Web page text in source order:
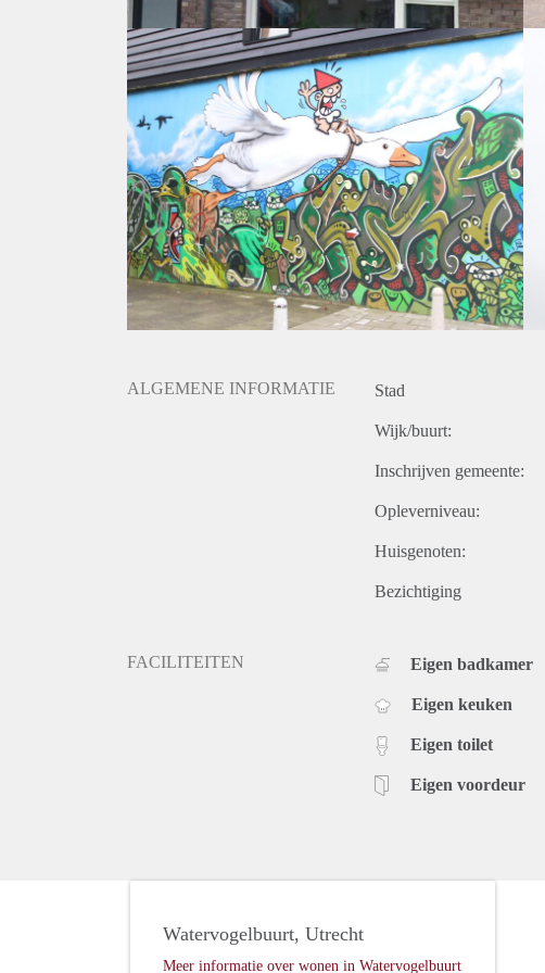
- Eindschoonmaak verplicht.
- Huurovereenkomst 12 maanden met optie tot verlenging.
- Borg gelijk aan 2 maanden huur.
- Eenmalige servicekosten € 295,- exclusief BTW.
- Beschikbaar 01-december 2019.
Prijs
€ 1.150,- exclusief gebruikerslasten ( g/w/e, tv, internet en
De genoemde huurprijs is gebaseerd op een periode van
sprake zijn van een verhoging.
Voor meer informatie en bezichtigingen kunt u contact met
ALGEMENE INFORMATIE Stad
Wijk/buurt:
Inschrijven gemeente:
Opleverniveau:
Huisgenoten:
Bezichtiging
FACILITEITEN Eigen badkamer
Eigen keuken
Eigen toilet
Eigen voordeur
Watervogelbuurt, Utrecht
Meer informatie over wonen in Watervogelbuurt